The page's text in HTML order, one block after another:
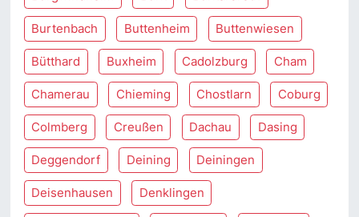
Burtenbach Buttenheim Buttenwiesen
Bütthard Buxheim Cadolzburg Cham
Chamerau Chieming Chostlarn Coburg
Colmberg Creußen Dachau Dasing
Deggendorf Deining Deiningen
Deisenhausen Denklingen